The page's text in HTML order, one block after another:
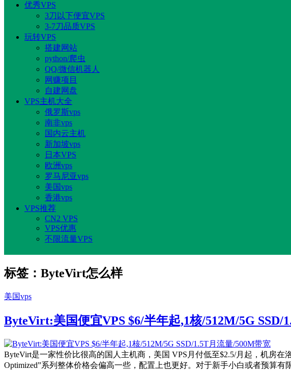
优秀VPS
3刀以下便宜VPS
3-7刀品质VPS
玩转VPS
搭建网站
python/爬虫
QQ/微信机器人
网赚项目
自建网盘
VPS主机大全
俄罗斯vps
南非vps
国内云主机
新加坡vps
日本VPS
欧洲vps
罗马尼亚vps
美国vps
香港vps
VPS推荐
CN2 VPS
VPS优惠
不限流量VPS
标签：ByteVirt怎么样
美国vps
ByteVirt:美国便宜VPS $6/半年起,1核/512M/5G SSD/
ByteVirt是一家性价比很高的国人主机商，美国 VPS月付低至$2.5/月起，机房
Optimized”系列整体价格会偏高一些，配置上也更好。对于新手小白或者预算